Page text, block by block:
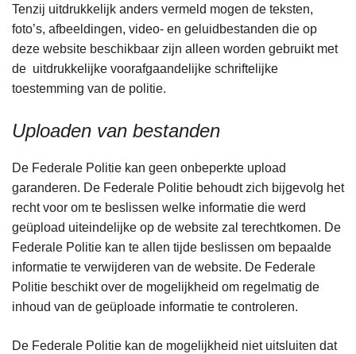
Tenzij uitdrukkelijk anders vermeld mogen de teksten,
foto’s, afbeeldingen, video- en geluidbestanden die op
deze website beschikbaar zijn alleen worden gebruikt met
de uitdrukkelijke voorafgaandelijke schriftelijke
toestemming van de politie.
Uploaden van bestanden
De Federale Politie kan geen onbeperkte upload
garanderen. De Federale Politie behoudt zich bijgevolg het
recht voor om te beslissen welke informatie die werd
geüpload uiteindelijke op de website zal terechtkomen. De
Federale Politie kan te allen tijde beslissen om bepaalde
informatie te verwijderen van de website. De Federale
Politie beschikt over de mogelijkheid om regelmatig de
inhoud van de geüploade informatie te controleren.
De Federale Politie kan de mogelijkheid niet uitsluiten dat